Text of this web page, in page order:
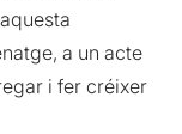
a un acte
i fer créixer